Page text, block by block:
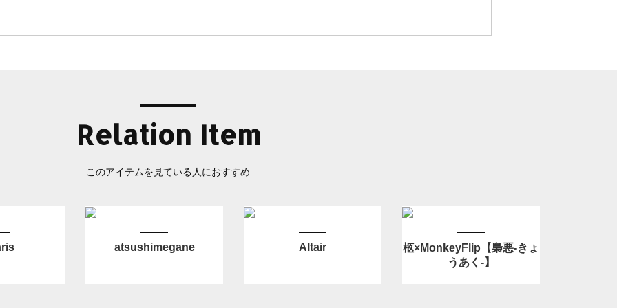
Relation Item
このアイテムを見ている人におすすめ
atsushimegane Altair
柩×MonkeyFlip【梟悪-きょ
うあく-】